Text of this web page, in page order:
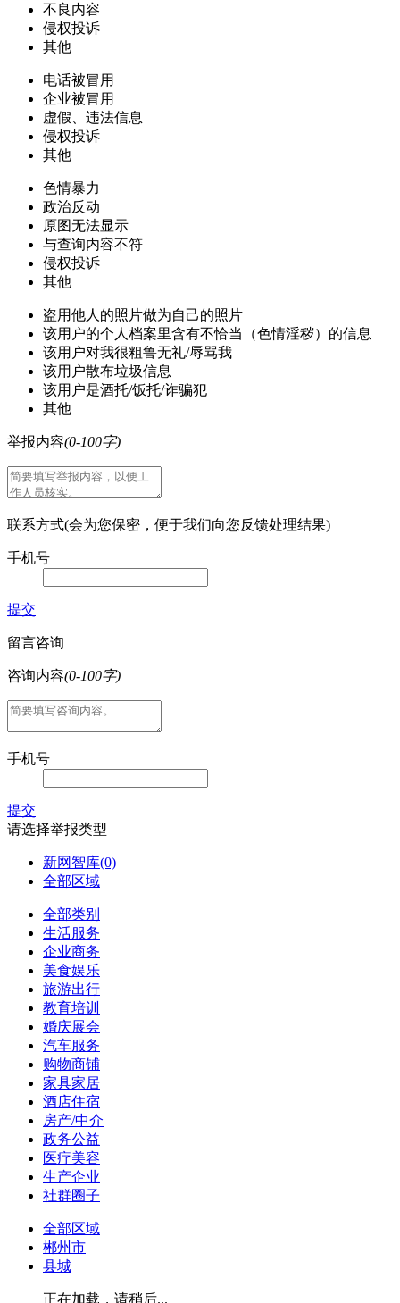
不良内容
侵权投诉
其他
电话被冒用
企业被冒用
虚假、违法信息
侵权投诉
其他
色情暴力
政治反动
原图无法显示
与查询内容不符
侵权投诉
其他
盗用他人的照片做为自己的照片
该用户的个人档案里含有不恰当（色情淫秽）的信息
该用户对我很粗鲁无礼/辱骂我
该用户散布垃圾信息
该用户是酒托/饭托/诈骗犯
其他
举报内容(0-100字)
联系方式(会为您保密，便于我们向您反馈处理结果)
手机号
提交
留言咨询
咨询内容(0-100字)
手机号
提交
请选择举报类型
新网智库(0)
全部区域
全部类别
生活服务
企业商务
美食娱乐
旅游出行
教育培训
婚庆展会
汽车服务
购物商铺
家具家居
酒店住宿
房产/中介
政务公益
医疗美容
生产企业
社群圈子
全部区域
郴州市
县城
正在加载，请稍后...